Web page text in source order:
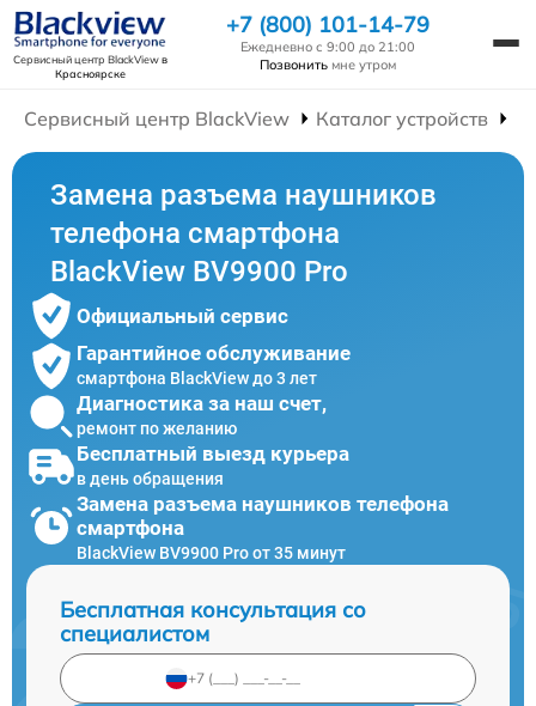
Сервисный центр BlackViewв
Красноярске
+7 (800) 101-14-79
Ежедневно с 9:00 до 21:00
Позвонить мне утром
Сервисный центр BlackView Каталог устройств
Замена разъема наушников
телефона смартфона
BlackView BV9900 Pro
Официальный сервис
Гарантийное обслуживание
смартфона BlackView до 3 лет
Диагностика за наш счет,
ремонт по желанию
Бесплатный выезд курьера
в день обращения
Замена разъема наушников телефона
смартфона
BlackView BV9900 Pro от 35 минут
Бесплатная консультация со
специалистом